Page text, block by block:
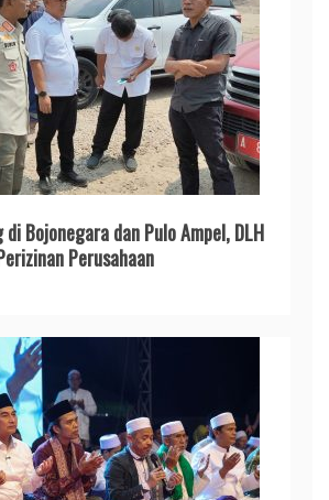
di Bojonegara dan Pulo Ampel, DLH
Perusahaan